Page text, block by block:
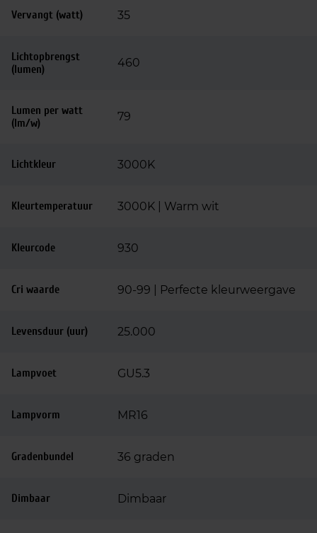
Vervangt (watt) 35
Lichtopbrengst
(lumen)
460
Lumen per watt
(lm/w)
79
Lichtkleur 3000K
Kleurtemperatuur 3000K | Warm wit
Kleurcode 930
Cri waarde 90-99 | Perfecte kleurweergave
Levensduur (uur) 25.000
Lampvoet GU5.3
Lampvorm MR16
Gradenbundel 36 graden
Dimbaar Dimbaar